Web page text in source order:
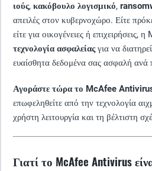
ιούς, κακόβουλο λογισμικό,
απειλές στον κυβερνοχώρο. Είτε
είτε για οικογένειες ή επιχειρήσεις,
τεχνολογία ασφαλείαςγια να
ευαίσθητα δεδομένα σας ασφαλή ανά
Αγοράστε τώρα το McAfee
επωφεληθείτε από την τεχνολογία
χρήστη λειτουργία και τη βέλτιστη
Γιατί το McAfee Antivirus